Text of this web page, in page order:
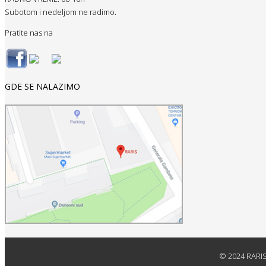
Subotom i nedeljom ne radimo.
Pratite nas na
GDE SE NALAZIMO
© 2024